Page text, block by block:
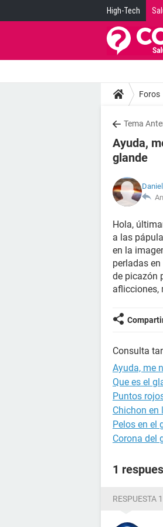
High-Tech
Foros
Tema
Ayuda,
glande
Hola,
a las
en la
perladas
de picazón
aflicciones,
Consulta
Ayuda, me
Que es el
Puntos
Chichon en
Pelos en el
Corona del
1
RESPUESTA